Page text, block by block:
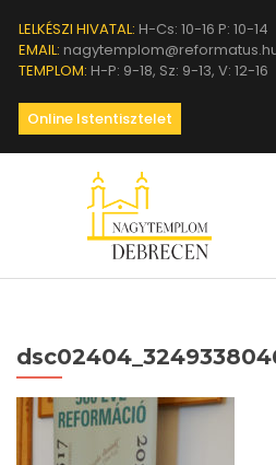
LELKÉSZI HIVATAL: H-Cs: 10-16 P: 10-14
EMAIL:
TEMPLOM: H-P: 9-18, Sz: 9-13, V: 12-16
Online Istentisztelet